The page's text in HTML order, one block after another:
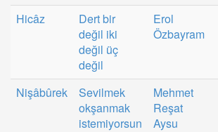
Hicâz
Dert bir
değil iki
değil üç
değil
Erol
Özbayram
Nişâbûrek
Sevilmek
okşanmak
istemiyorsun
Mehmet
Reşat
Aysu